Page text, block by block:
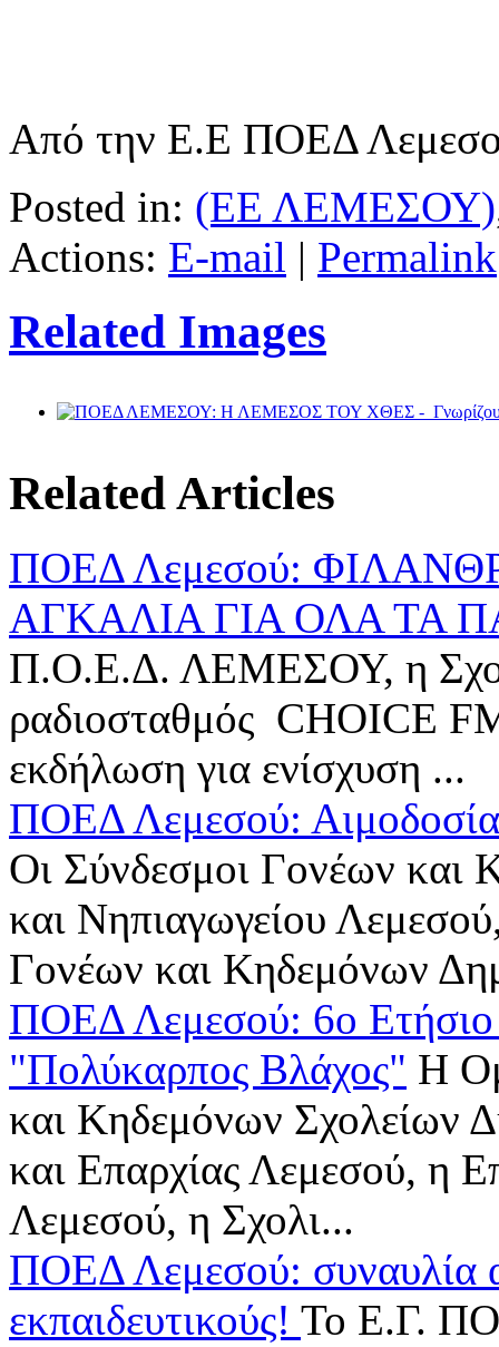
Από την Ε.Ε ΠΟΕΔ
Posted in: (ΕΕ ΛΕΜΕΣΟΥ)
Actions: E-mail | Permalink
Related Images
Related Articles
ΠΟΕΔ Λεμεσού:
ΑΓΚΑΛΙΑ ΓΙΑ ΟΛΑ ΤΑ
Π.Ο.Ε.Δ. ΛΕΜΕΣΟΥ, η
ραδιοσταθμός CHOICE
εκδήλωση για ενίσχυση ...
ΠΟΕΔ Λεμεσού:
Οι Σύνδεσμοι Γονέων και
και Νηπιαγωγείου
Γονέων και Κηδεμόνων
ΠΟΕΔ Λεμεσού: 6ο
"Πολύκαρπος Βλάχος" Η
και Κηδεμόνων Σχολείων
και Επαρχίας Λεμεσού, η
Λεμεσού, η Σχολι...
ΠΟΕΔ Λεμεσού: συναυλία
εκπαιδευτικούς! Το Ε.Γ.